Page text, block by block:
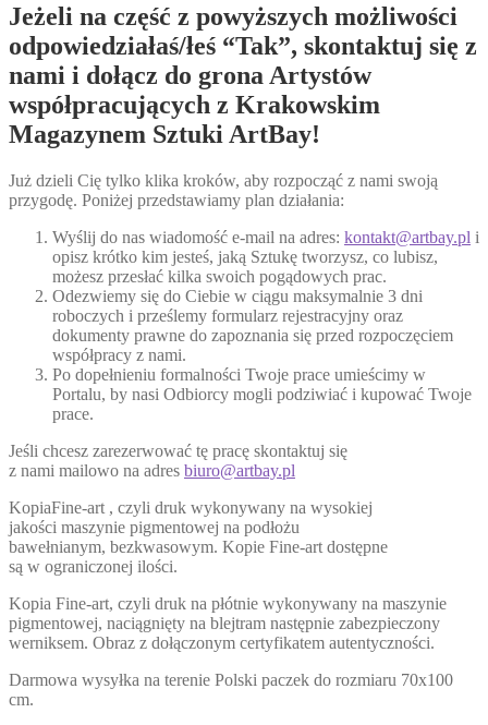
Jeżeli na część z powyższych możliwości
odpowiedziałaś/łeś “Tak”, skontaktuj się z
nami i dołącz do grona Artystów
współpracujących z Krakowskim
Magazynem Sztuki ArtBay!
Już dzieli Cię tylko klika kroków, aby rozpocząć z nami swoją
przygodę. Poniżej przedstawiamy plan działania:
Wyślij do nas wiadomość e-mail na adres: kontakt@artbay.pl i
opisz krótko kim jesteś, jaką Sztukę tworzysz, co lubisz,
możesz przesłać kilka swoich pogądowych prac.
Odezwiemy się do Ciebie w ciągu maksymalnie 3 dni
roboczych i prześlemy formularz rejestracyjny oraz
dokumenty prawne do zapoznania się przed rozpoczęciem
współpracy z nami.
Po dopełnieniu formalności Twoje prace umieścimy w
Portalu, by nasi Odbiorcy mogli podziwiać i kupować Twoje
prace.
Jeśli chcesz zarezerwować tę pracę skontaktuj się
z nami mailowo na adres biuro@artbay.pl
KopiaFine-art , czyli druk wykonywany na wysokiej
jakości maszynie pigmentowej na podłożu
bawełnianym, bezkwasowym. Kopie Fine-art dostępne
są w ograniczonej ilości.
Kopia Fine-art, czyli druk na płótnie wykonywany na maszynie
pigmentowej, naciągnięty na blejtram następnie zabezpieczony
werniksem. Obraz z dołączonym certyfikatem autentyczności.
Darmowa wysyłka na terenie Polski paczek do rozmiaru 70x100
cm.